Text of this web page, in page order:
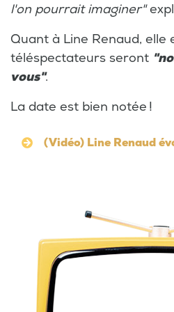
l'on pourrait imaginer"
Quant à Line Renaud, elle
téléspectateurs seront
vous".
La date est bien notée !
(Vidéo) Line Renaud